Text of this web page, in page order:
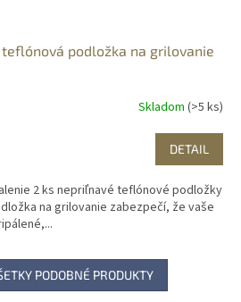
podložka na grilovanie
Skladom (>5 ks)
DETAIL
2 ks nepriľnavé teflónové podložky
na grilovanie zabezpečí, že vaše
PODOBNÉ PRODUKTY